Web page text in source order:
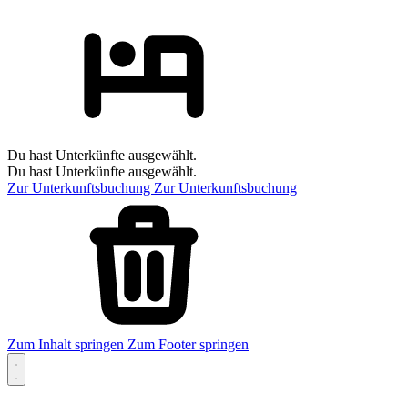
Du hast Unterkünfte ausgewählt.
Du hast Unterkünfte ausgewählt.
Zur Unterkunftsbuchung Zur Unterkunftsbuchung
Zum Inhalt springen Zum Footer springen